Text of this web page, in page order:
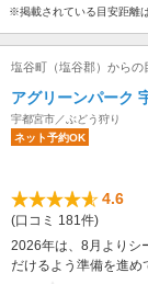
※掲載されている目安距離
塩谷町（塩谷郡）からの
アグリーンパーク
宇都宮市／ぶどう狩り
ネット予約OK
4.6
(口コミ 181件)
2026年は、8月よりシ
だけるよう準備を進め